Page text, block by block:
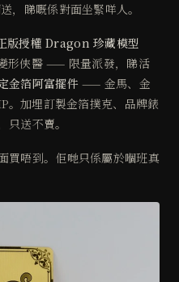
，睇嘅係對面坐緊咩人。
版授權 Dragon 珍藏模型
形俠醫 —— 限量派發，睇活
金箔阿富擺件 —— 金馬、金
。加埋訂製金箔撲克、品牌錶
送不賣。
買唔到。佢哋只係屬於嗰班真